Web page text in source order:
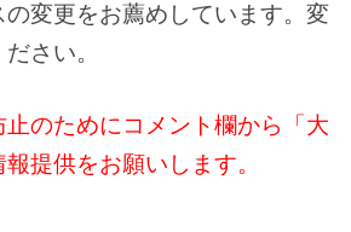
変更をお薦めしています。変
さい。
のためにコメント欄から「大
提供をお願いします。